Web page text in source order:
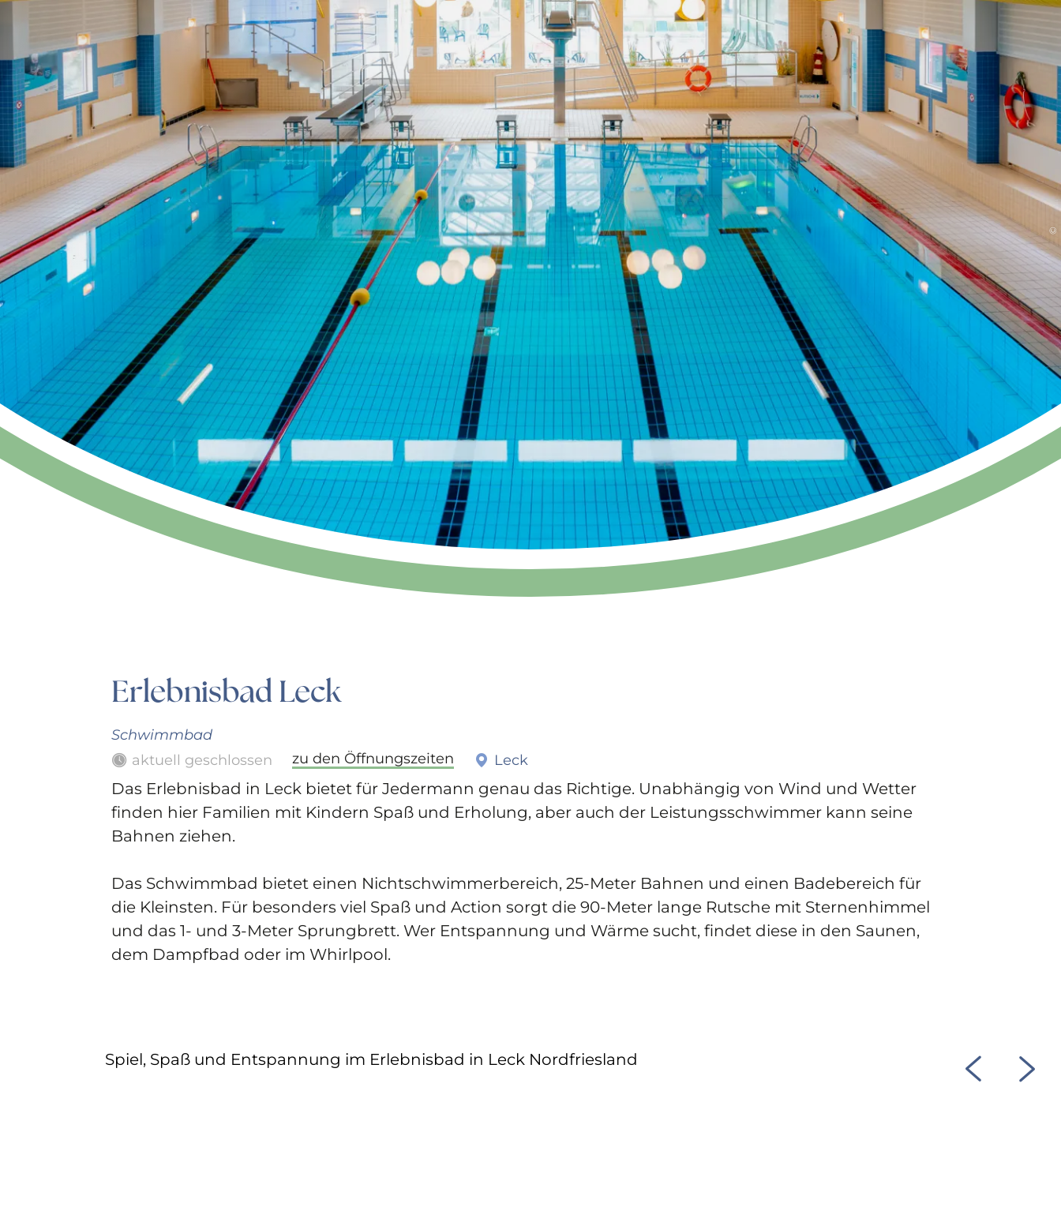
Unterkunft Menü
©
Erlebnisbad Leck
Schwimmbad
aktuell geschlossen
zu den Öffnungszeiten Leck
Das Erlebnisbad in Leck bietet für Jedermann genau das Richtige. Unabhängig von Wind und Wetter
finden hier Familien mit Kindern Spaß und Erholung, aber auch der Leistungsschwimmer kann seine
Bahnen ziehen.
Das Schwimmbad bietet einen Nichtschwimmerbereich, 25-Meter Bahnen und einen Badebereich für
die Kleinsten. Für besonders viel Spaß und Action sorgt die 90-Meter lange Rutsche mit Sternenhimmel
und das 1- und 3-Meter Sprungbrett. Wer Entspannung und Wärme sucht, findet diese in den Saunen,
dem Dampfbad oder im Whirlpool.
Spiel, Spaß und Entspannung im Erlebnisbad in Leck Nordfriesland